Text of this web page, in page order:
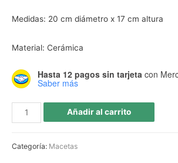
Medidas: 20 cm diámetro x 17 cm altura
Material: Cerámica
Hasta 12 pagos sin tarjeta con
Saber más
Añadir al carrito
Categoría: Macetas